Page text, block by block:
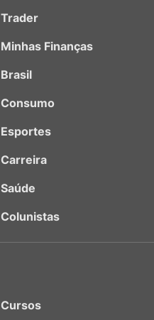
Trader
Minhas Finanças
Brasil
Consumo
Esportes
Carreira
Saúde
Colunistas
Cursos